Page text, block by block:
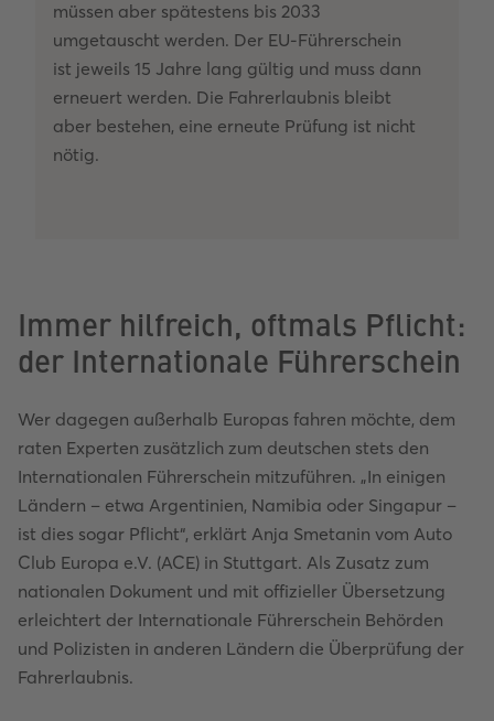
müssen aber spätestens bis 2033
umgetauscht werden. Der EU-Führerschein
ist jeweils 15 Jahre lang gültig und muss dann
erneuert werden. Die Fahrerlaubnis bleibt
aber bestehen, eine erneute Prüfung ist nicht
nötig.
Immer hilfreich, oftmals Pflicht:
der Internationale Führerschein
Wer dagegen außerhalb Europas fahren möchte, dem
raten Experten zusätzlich zum deutschen stets den
Internationalen Führerschein mitzuführen. „In einigen
Ländern – etwa Argentinien, Namibia oder Singapur –
ist dies sogar Pflicht“, erklärt Anja Smetanin vom Auto
Club Europa e.V. (ACE) in Stuttgart. Als Zusatz zum
nationalen Dokument und mit offizieller Übersetzung
erleichtert der Internationale Führerschein Behörden
und Polizisten in anderen Ländern die Überprüfung der
Fahrerlaubnis.